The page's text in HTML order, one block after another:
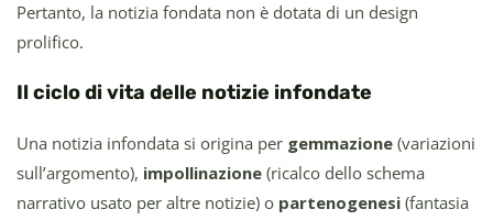
Pertanto, la notizia fondata non è dotata di un design
prolifico.
Il ciclo di vita delle notizie infondate
Una notizia infondata si origina per gemmazione (variazioni
sull’argomento), impollinazione (ricalco dello schema
narrativo usato per altre notizie) o partenogenesi (fantasia